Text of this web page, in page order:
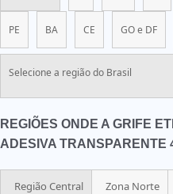
PE BA CE GO e DF
Selecione a região do Brasil
REGIÕES ONDE A GRIFE
ADESIVA TRANSPARENTE
Região Central Zona Norte